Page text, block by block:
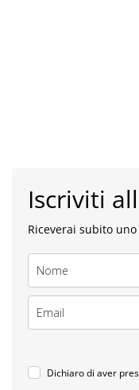
Iscriviti
Riceverai subito
Dichiaro di aver